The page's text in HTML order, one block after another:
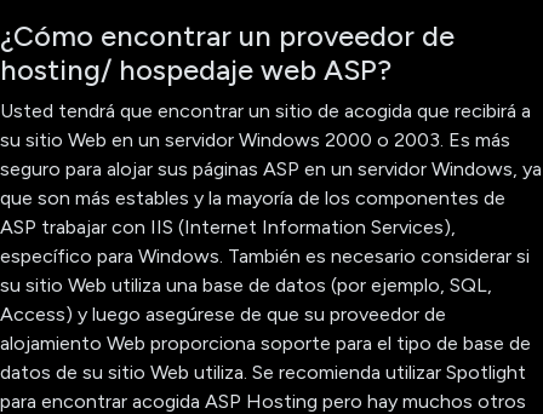
¿Cómo encontrar un proveedor de
hosting/ hospedaje web ASP?
Usted tendrá que encontrar un sitio de acogida que recibirá a
su sitio Web en un servidor Windows 2000 o 2003. Es más
seguro para alojar sus páginas ASP en un servidor Windows, ya
que son más estables y la mayoría de los componentes de
ASP trabajar con IIS (Internet Information Services),
específico para Windows. También es necesario considerar si
su sitio Web utiliza una base de datos (por ejemplo, SQL,
Access) y luego asegúrese de que su proveedor de
alojamiento Web proporciona soporte para el tipo de base de
datos de su sitio Web utiliza. Se recomienda utilizar Spotlight
para encontrar acogida ASP Hosting pero hay muchos otros